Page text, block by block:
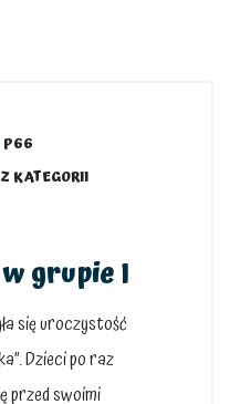
P66
KATEGORII
grupie I
się uroczystość
Dzieci po raz
przed swoimi